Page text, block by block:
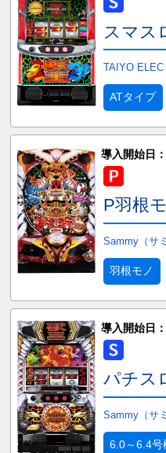
スマス
TAIYO ELEC
ATタイプ
導入開始日：
P羽根
Sammy（サ
羽根モノ
導入開始日：
パチス
Sammy（サ
6.0～6.4号